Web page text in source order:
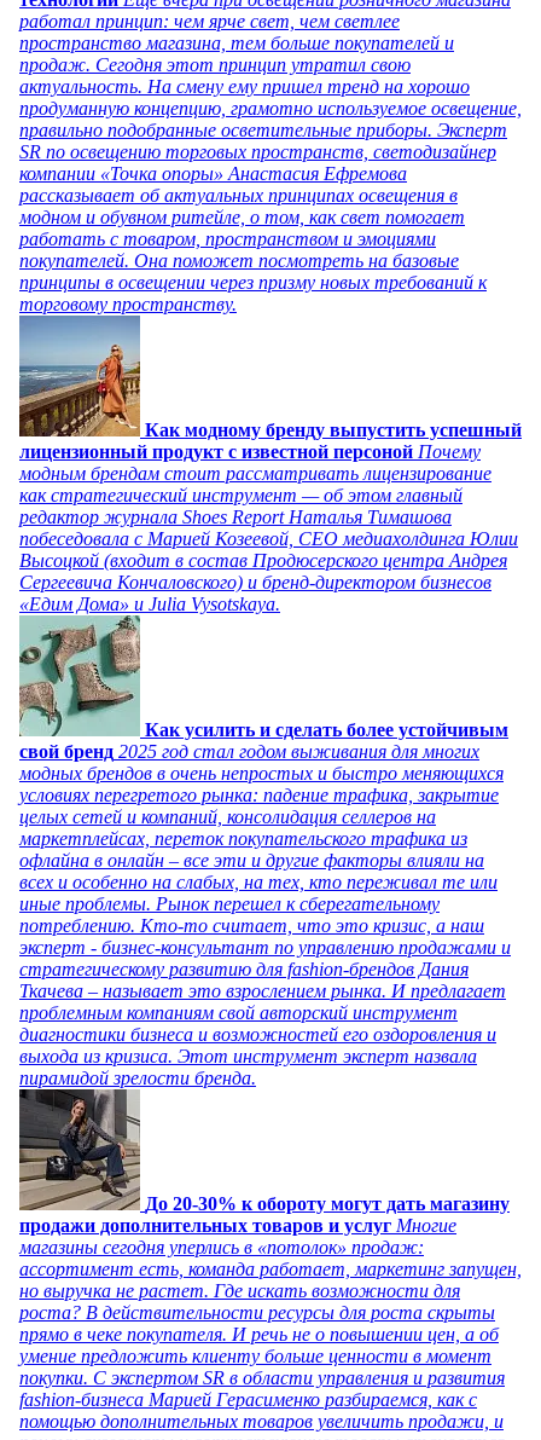
работал принцип: чем ярче свет, чем светлее
пространство магазина, тем больше покупателей и
продаж. Сегодня этот принцип утратил свою
актуальность. На смену ему пришел тренд на хорошо
продуманную концепцию, грамотно используемое освещение,
правильно подобранные осветительные приборы. Эксперт
SR по освещению торговых пространств, светодизайнер
компании «Точка опоры» Анастасия Ефремова
рассказывает об актуальных принципах освещения в
модном и обувном ритейле, о том, как свет помогает
работать с товаром, пространством и эмоциями
покупателей. Она поможет посмотреть на базовые
принципы в освещении через призму новых требований к
торговому пространству.
Как модному бренду выпустить успешный
лицензионный продукт с известной персоной Почему
модным брендам стоит рассматривать лицензирование
как стратегический инструмент — об этом главный
редактор журнала Shoes Report Наталья Тимашова
побеседовала с Марией Козеевой, СЕО медиахолдинга Юлии
Высоцкой (входит в состав Продюсерского центра Андрея
Сергеевича Кончаловского) и бренд-директором бизнесов
«Едим Дома» и Julia Vysotskaya.
Как усилить и сделать более устойчивым
свой бренд 2025 год стал годом выживания для многих
модных брендов в очень непростых и быстро меняющихся
условиях перегретого рынка: падение трафика, закрытие
целых сетей и компаний, консолидация селлеров на
маркетплейсах, переток покупательского трафика из
офлайна в онлайн – все эти и другие факторы влияли на
всех и особенно на слабых, на тех, кто переживал те или
иные проблемы. Рынок перешел к сберегательному
потреблению. Кто-то считает, что это кризис, а наш
эксперт - бизнес-консультант по управлению продажами и
стратегическому развитию для fashion-брендов Дания
Ткачева – называет это взрослением рынка. И предлагает
проблемным компаниям свой авторский инструмент
диагностики бизнеса и возможностей его оздоровления и
выхода из кризиса. Этот инструмент эксперт назвала
пирамидой зрелости бренда.
До 20-30% к обороту могут дать магазину
продажи дополнительных товаров и услуг Многие
магазины сегодня уперлись в «потолок» продаж:
ассортимент есть, команда работает, маркетинг запущен,
но выручка не растет. Где искать возможности для
роста? В действительности ресурсы для роста скрыты
прямо в чеке покупателя. И речь не о повышении цен, а об
умение предложить клиенту больше ценности в момент
покупки. С экспертом SR в области управления и развития
fashion-бизнеса Марией Герасименко разбираемся, как с
помощью дополнительных товаров увеличить продажи, и